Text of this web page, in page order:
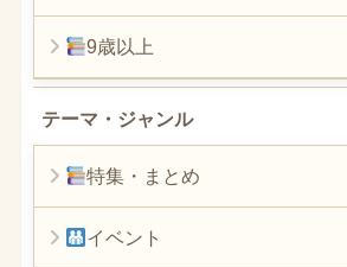
9歳以上
テーマ・ジャンル
特集・まとめ
イベント